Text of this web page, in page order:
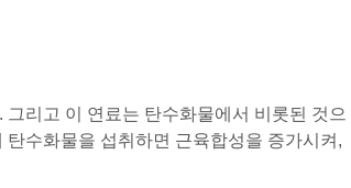
리고 이 연료는 탄수화물에서 비롯된 것으
수화물을 섭취하면 근육합성을 증가시켜,